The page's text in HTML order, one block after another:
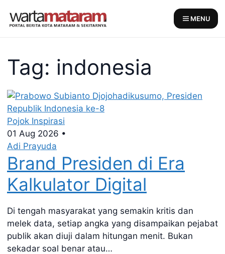
MENU
Tag: indonesia
Pojok Inspirasi
01 Aug 2026 •
Adi Prayuda
Brand Presiden di Era
Kalkulator Digital
Di tengah masyarakat yang semakin kritis dan
melek data, setiap angka yang disampaikan pejabat
publik akan diuji dalam hitungan menit. Bukan
sekadar soal benar atau…